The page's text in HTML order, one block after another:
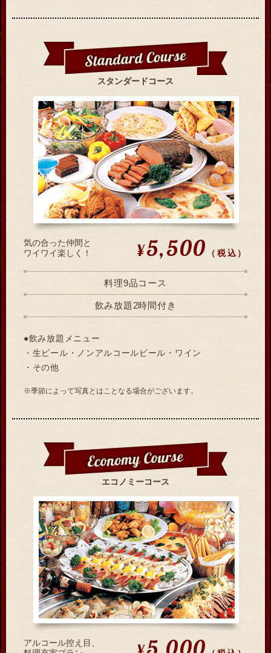
スタンダードコース
気の合った仲間と
ワイワイ楽しく！
¥5,500 （税込）
料理9品コース
飲み放題2時間付き
●飲み放題メニュー
・生ビール・ノンアルコールビール・ワイン
・その他
※季節によって写真とはことなる場合がございます。
エコノミーコース
アルコール控え目、